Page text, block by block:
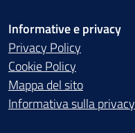
Informative e privacy
Privacy Policy
Cookie Policy
Mappa del sito
Informativa sulla privacy